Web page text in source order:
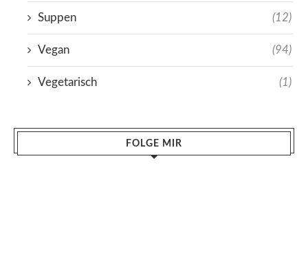
Suppen (12)
Vegan (94)
Vegetarisch (1)
FOLGE MIR